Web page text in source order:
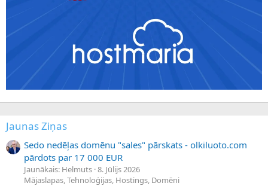
Jaunas Ziņas
Sedo nedēļas domēnu "sales" pārskats - olkiluoto.com
pārdots par 17 000 EUR
Jaunākais: Helmuts 8. Jūlijs 2026
Mājaslapas, Tehnoloģijas, Hostings, Domēni